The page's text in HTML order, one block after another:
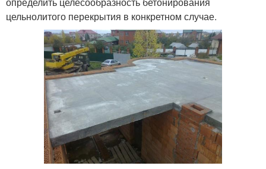
цельнолитого перекрытия в конкретном случае.